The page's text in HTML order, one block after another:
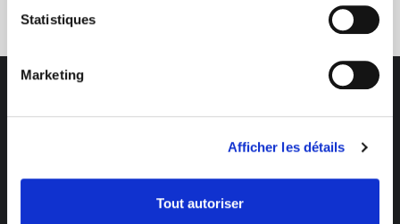
Statistiques
Marketing
Afficher les détails
Tout autoriser
03 89 59 05 50